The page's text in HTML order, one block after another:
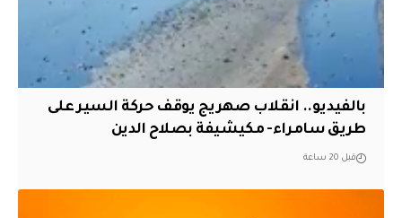
بالفيديو.. انقلاب صهريج يوقف حركة السير على
طريق سامراء- مكيشيفة بصلاح الدين
قبل 20 ساعة